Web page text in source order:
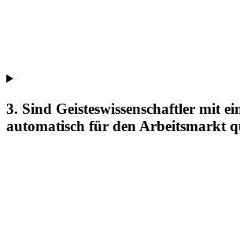
3. Sind Geisteswissenschaftler mit
automatisch für den Arbeitsmarkt